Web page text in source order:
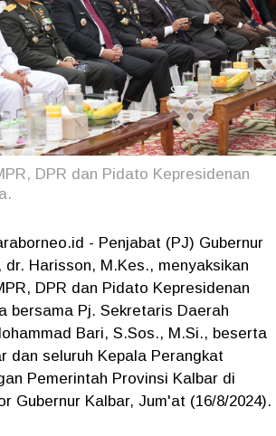
DPR dan Pidato Kepresidenan
- Penjabat (PJ) Gubernur
Harisson, M.Kes., menyaksikan
DPR dan Pidato Kepresidenan
bersama Pj. Sekretaris Daerah
Bari, S.Sos., M.Si., beserta
dan seluruh Kepala Perangkat
Pemerintah Provinsi Kalbar di
Gubernur Kalbar, Jum'at (16/8/2024).